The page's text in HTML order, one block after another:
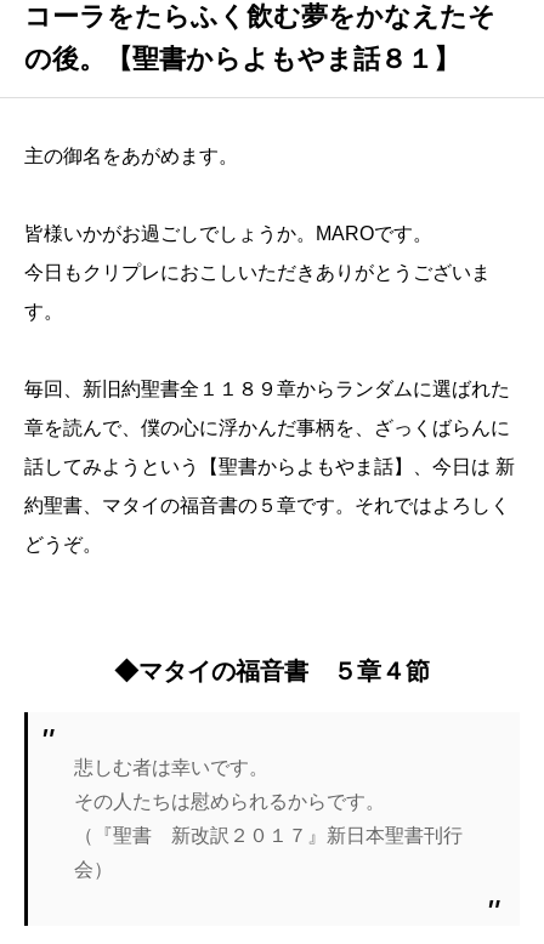
コーラをたらふく飲む夢をかなえたそ
の後。【聖書からよもやま話８１】
主の御名をあがめます。
皆様いかがお過ごしでしょうか。MAROです。
今日もクリプレにおこしいただきありがとうございま
す。
毎回、新旧約聖書全１１８９章からランダムに選ばれた
章を読んで、僕の心に浮かんだ事柄を、ざっくばらんに
話してみようという【聖書からよもやま話】、今日は 新
約聖書、マタイの福音書の５章です。それではよろしく
どうぞ。
◆マタイの福音書 ５章４節
悲しむ者は幸いです。
その人たちは慰められるからです。
（『聖書 新改訳２０１７』新日本聖書刊行
会）